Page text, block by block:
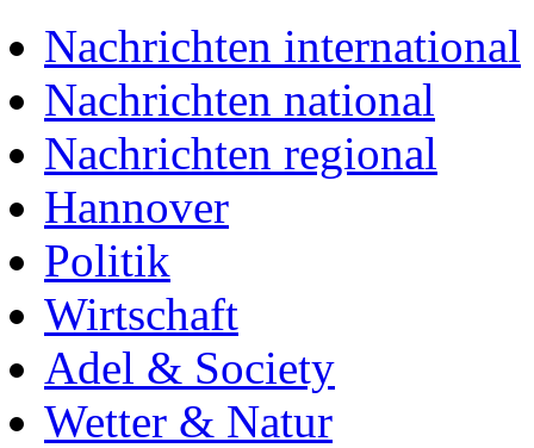
Nachrichten international
Nachrichten national
Nachrichten regional
Hannover
Politik
Wirtschaft
Adel & Society
Wetter & Natur